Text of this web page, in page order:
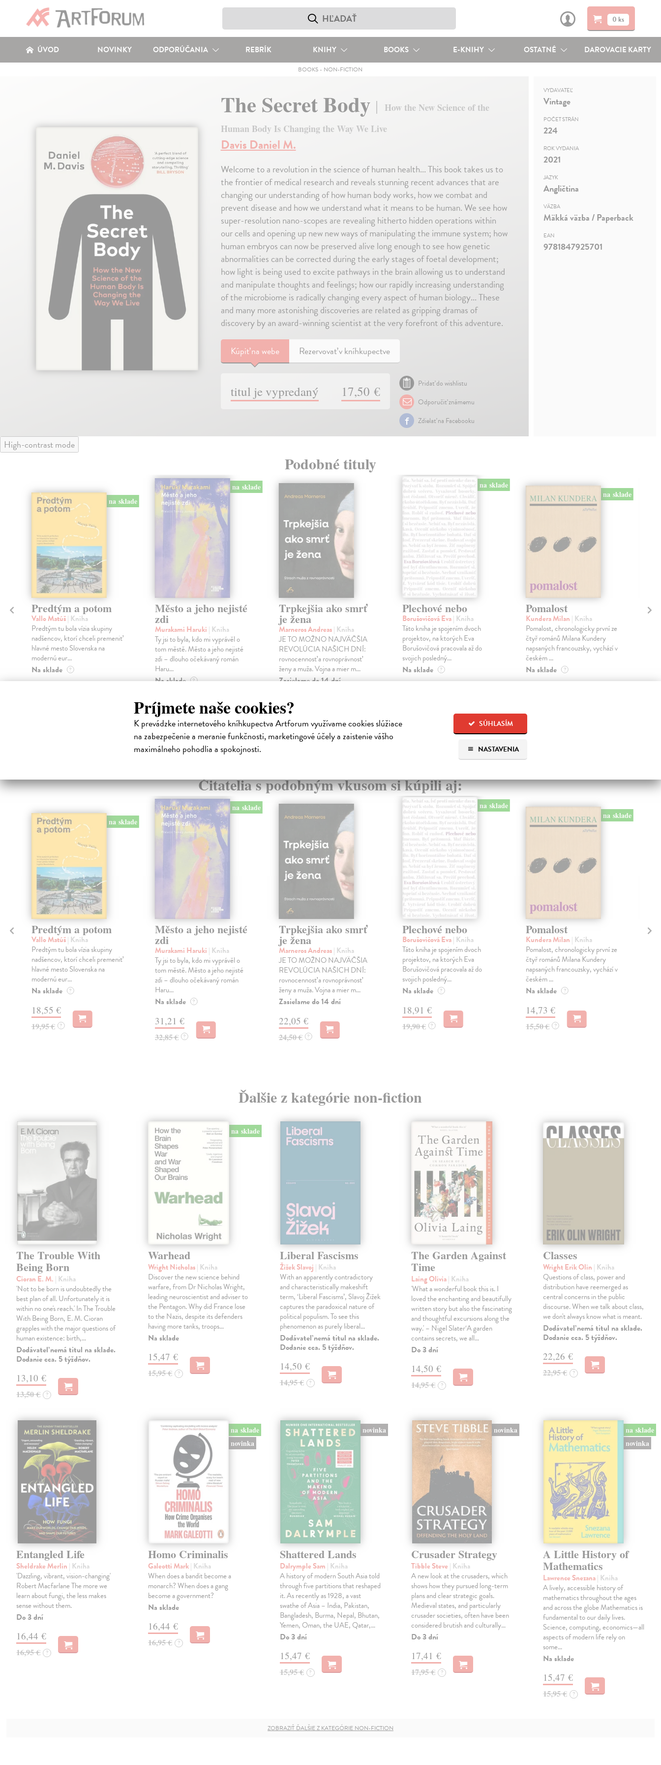
Príjmete naše cookies?
K prevádzke internetového kníhkupectva Artforum využívame cookies slúžiace
na zabezpečenie a meranie funkčnosti, marketingové účely a zaistenie vášho
maximálneho pohodlia a spokojnosti.
SÚHLASÍM
NASTAVENIA
0 ks
ÚVOD NOVINKY ODPORÚČANIA REBRÍK KNIHY BOOKS E-KNIHY OSTATNÉ DAROVACIE KARTY
BOOKS - NON-FICTION
The Secret Body
How the New Science of the
Human Body Is Changing the Way We Live
Davis Daniel M.
Welcome to a revolution in the science of human health... This book takes us to
the frontier of medical research and reveals stunning recent advances that are
changing our understanding of how human body works, how we combat and
prevent disease and how we understand what it means to be human. We see how
super-resolution nano-scopes are revealing hitherto hidden operations within
our cells and opening up new new ways of manipulating the immune system; how
human embryos can now be preserved alive long enough to see how genetic
abnormalities can be corrected during the early stages of foetal development;
how light is being used to excite pathways in the brain allowing us to understand
and manipulate thoughts and feelings; how our rapidly increasing understanding
of the microbiome is radically changing every aspect of human biology... These
and many more astonishing discoveries are related as gripping dramas of
discovery by an award-winning scientist at the very forefront of this adventure.
Kúpiťna webe Rezervovať v kníhkupectve
titul je vypredaný 17,50 €
Pridať do wishlistu
Odporučiť známemu
Zdielať na Facebooku
VYDAVATEĽ
Vintage
POČET STRÁN
224
ROK VYDANIA
2021
JAZYK
Angličtina
VÄZBA
Mäkká väzba / Paperback
EAN
9781847925701
High-contrast mode
Podobné tituly
na sklade
Predtým a potom
Vallo Matúš| Kniha
Predtým tu bola vízia skupiny
nadšencov, ktorí chceli premeniť
hlavné mesto Slovenska na
modernú eur...
Na sklade ?
na sklade
Město a jeho nejisté
zdi
Murakami Haruki | Kniha
Ty jsi to byla, kdo mi vyprávěl o
tom městě. Město a jeho nejisté
zdi – dlouho očekávaný román
Haru...
Na sklade ?
31,21 €
32,85 € ?
Trpkejšia ako smrť
je žena
Marneros Andreas| Kniha
JE TO MOŽNO NAJVÄČŠIA
REVOLÚCIA NAŠICH DNÍ:
rovnocennosť a rovnoprávnosť
ženy a muža. Vojna a mier m...
Zasielame do 14 dní
22,05 €
24,50 €
na sklade
Plechové nebo
Borušovičová Eva| Kniha
Táto kniha je spojením dvoch
projektov, na ktorých Eva
Borušovičová pracovala až do
svojich posledný...
Na sklade ?
na sklade
Pomalost
Kundera Milan | Kniha
Pomalost, chronologicky první ze
čtyř románů Milana Kundery
napsaných francouzsky, vychází v
českém ...
Na sklade ?
Čitatelia s podobným vkusom si kúpili aj:
na sklade
Predtým a potom
Vallo Matúš| Kniha
Predtým tu bola vízia skupiny
nadšencov, ktorí chceli premeniť
hlavné mesto Slovenska na
modernú eur...
Na sklade ?
18,55 €
19,95 € ?
na sklade
Město a jeho nejisté
zdi
Murakami Haruki | Kniha
Ty jsi to byla, kdo mi vyprávěl o
tom městě. Město a jeho nejisté
zdi – dlouho očekávaný román
Haru...
Na sklade ?
31,21 €
32,85 € ?
Trpkejšia ako smrť
je žena
Marneros Andreas| Kniha
JE TO MOŽNO NAJVÄČŠIA
REVOLÚCIA NAŠICH DNÍ:
rovnocennosť a rovnoprávnosť
ženy a muža. Vojna a mier m...
Zasielame do 14 dní
22,05 €
24,50 € ?
na sklade
Plechové nebo
Borušovičová Eva| Kniha
Táto kniha je spojením dvoch
projektov, na ktorých Eva
Borušovičová pracovala až do
svojich posledný...
Na sklade ?
18,91 €
19,90 € ?
na sklade
Pomalost
Kundera Milan | Kniha
Pomalost, chronologicky první ze
čtyř románů Milana Kundery
napsaných francouzsky, vychází v
českém ...
Na sklade ?
14,73 €
15,50 € ?
Ďalšie z kategórie non-fiction
The Trouble With
Being Born
Cioran E. M. | Kniha
'Not to be born is undoubtedly the
best plan of all. Unfortunately it is
within no one's reach.' In The Trouble
With Being Born, E. M. Cioran
grapples with the major questions of
human existence: birth,…
Dodávateľ nemá titul na sklade.
Dodanie cca. 5 týždňov.
13,10 €
13,50 € ?
na sklade
Warhead
Wright Nicholas| Kniha
Discover the new science behind
warfare, from Dr Nicholas Wright,
leading neuroscientist and adviser to
the Pentagon. Why did France lose
to the Nazis, despite its defenders
having more tanks, troops…
Na sklade
15,47 €
15,95 € ?
Liberal Fascisms
Žižek Slavoj | Kniha
With an apparently contradictory
and characteristically makeshift
term, ‘Liberal Fascisms’, Slavoj Žižek
captures the paradoxical nature of
political populism. To see this
phenomenon as purely liberal…
Dodávateľ nemá titul na sklade.
Dodanie cca. 5 týždňov.
14,50 €
14,95 € ?
The Garden Against
Time
Laing Olivia| Kniha
'What a wonderful book this is. I
loved the enchanting and beautifully
written story but also the fascinating
and thoughtful excursions along the
way.' – Nigel Slater‘A garden
contains secrets, we all…
Do 3 dní
14,50 €
14,95 € ?
Classes
Wright Erik Olin | Kniha
Questions of class, power and
distribution have reemerged as
central concerns in the public
discourse. When we talk about class,
we don't always know what is meant.
Dodávateľ nemá titul na sklade.
Dodanie cca. 5 týždňov.
22,26 €
22,95 € ?
Entangled Life
Sheldrake Merlin | Kniha
'Dazzling, vibrant, vision-changing'
Robert Macfarlane The more we
learn about fungi, the less makes
sense without them.
Do 3 dní
16,44 €
16,95 € ?
na sklade
novinka
Homo Criminalis
Galeotti Mark| Kniha
When does a bandit become a
monarch? When does a gang
become a government?
Na sklade
16,44 €
16,95 € ?
novinka
Shattered Lands
Dalrymple Sam | Kniha
A history of modern South Asia told
through five partitions that reshaped
it. As recently as 1928, a vast
swathe of Asia – India, Pakistan,
Bangladesh, Burma, Nepal, Bhutan,
Yemen, Oman, the UAE, Qatar,…
Do 3 dní
15,47 €
15,95 € ?
novinka
Crusader Strategy
Tibble Steve | Kniha
A new look at the crusaders, which
shows how they pursued long-term
plans and clear strategic goals.
Medieval states, and particularly
crusader societies, often have been
considered brutish and culturally…
Do 3 dní
17,41 €
17,95 € ?
na sklade
novinka
A Little History of
Mathematics
Lawrence Snezana| Kniha
A lively, accessible history of
mathematics throughout the ages
and across the globe Mathematics is
fundamental to our daily lives.
Science, computing, economics—all
aspects of modern life rely on
some…
Na sklade
15,47 €
15,95 € ?
ZOBRAZIŤ ĎALŠIE Z KATEGÓRIE NON-FICTION